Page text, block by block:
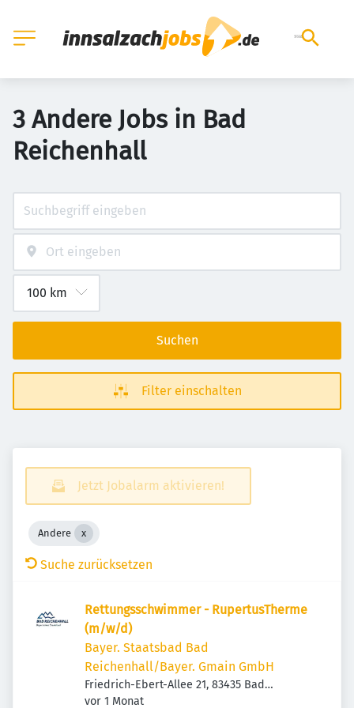
3 Andere Jobs in Bad
Reichenhall
Suchen
Filter einschalten
Jetzt Jobalarm aktivieren!
Andere
Suche zurücksetzen
Rettungsschwimmer - RupertusTherme
(m/w/d)
Bayer. Staatsbad Bad
Reichenhall/Bayer. Gmain GmbH
Friedrich-Ebert-Allee 21, 83435 Bad
Reichenhall, Deutschland
Veröffentlicht
vor 1 Monat